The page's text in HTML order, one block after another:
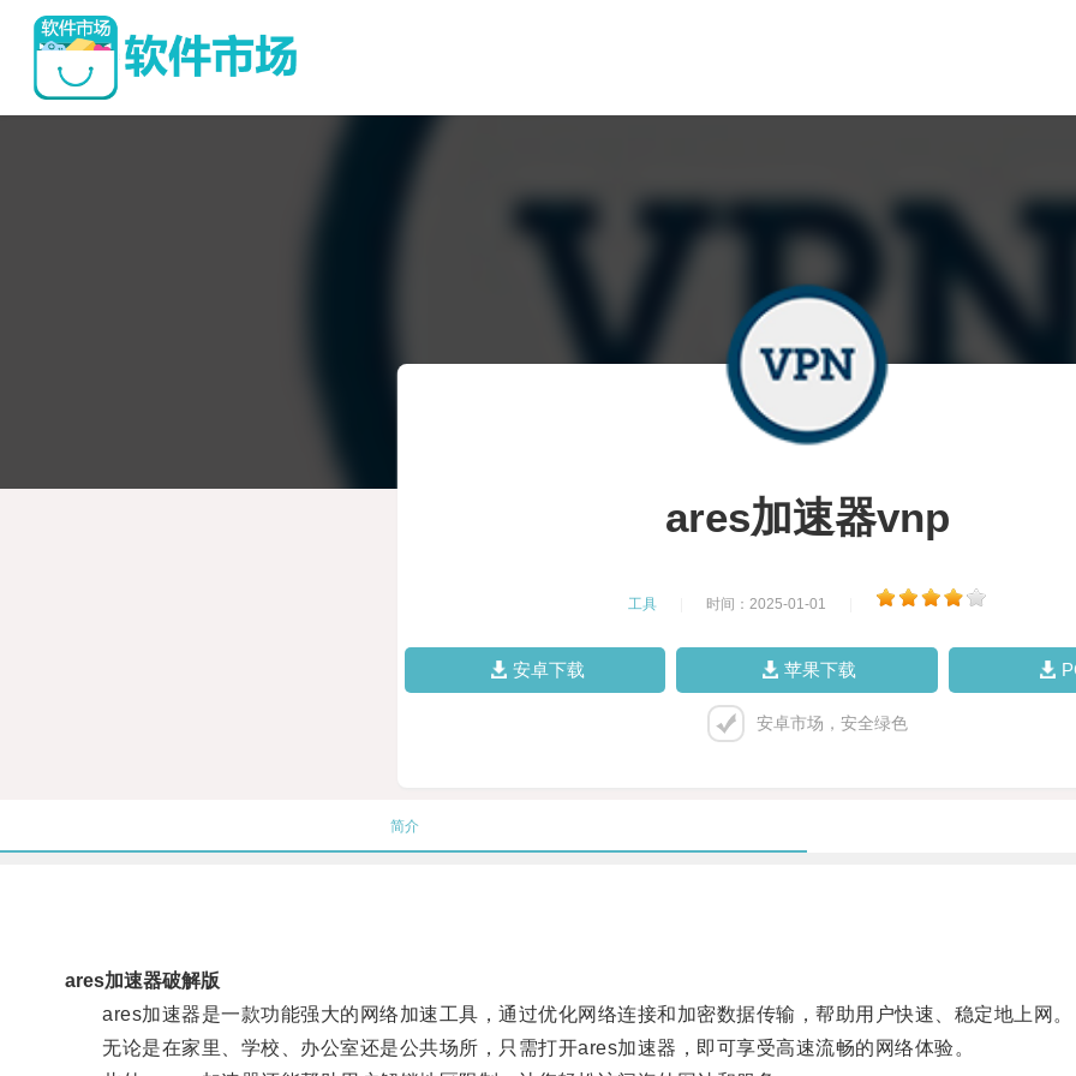
ares加速器vnp
工具 时间：2025-01-01
安卓下载 苹果下载
安卓市场，安全绿色
简介
ares加速器破解版
ares加速器是一款功能强大的网络加速工具，通过优化网络连接和加密数据传输，帮助用户快速、稳定地上网。
无论是在家里、学校、办公室还是公共场所，只需打开ares加速器，即可享受高速流畅的网络体验。